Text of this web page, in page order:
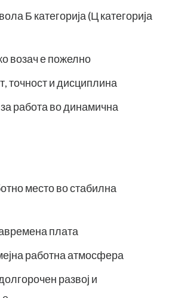
Б категорија (Ц категорија
возач е пожелно
точност и дисциплина
работа во динамична
место во стабилна
плата
работна атмосфера
развој и